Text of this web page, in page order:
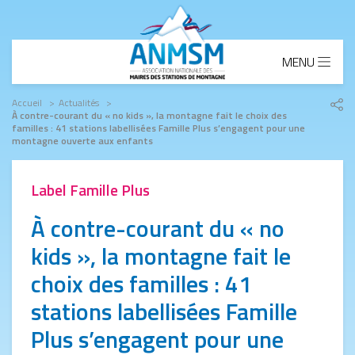
MENU
Fil d'Ariane
Accueil
Actualités
À contre-courant du « no kids », la montagne fait le choix des
familles : 41 stations labellisées Famille Plus s’engagent pour une
montagne ouverte aux enfants
Label Famille Plus
À contre-courant du « no
kids », la montagne fait le
choix des familles : 41
stations labellisées Famille
Plus s’engagent pour une